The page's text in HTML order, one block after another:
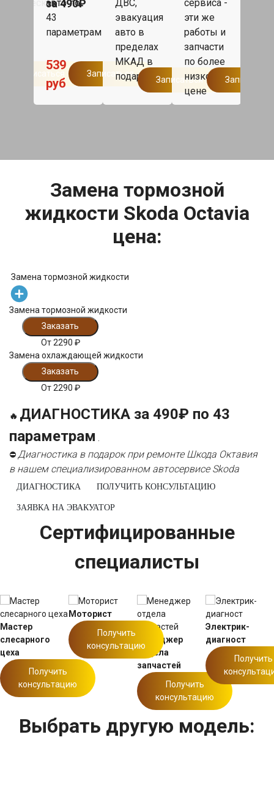
Записаться
за 490₽
авто по
43
параметрам
539
руб
Записаться
ДВС,
эвакуация
авто в
пределах
МКАД в
подарок.
Записаться
сервиса -
эти же
работы и
запчасти
по более
низкой
цене
Записаться
Замена тормозной
жидкости Skoda Octavia
цена:
Замена тормозной жидкости
Замена тормозной жидкости
Заказать
От2290 ₽
Замена охлаждающей жидкости
Заказать
От2290 ₽
🔥 ДИАГНОСТИКА за 490₽ по 43
параметрам
⛔ Диагностика в подарок при ремонте Шкода Октавия
в нашем специализированном автосервисе Skoda
ДИАГНОСТИКА ПОЛУЧИТЬ КОНСУЛЬТАЦИЮ
ЗАЯВКА НА ЭВАКУАТОР
Сертифицированные
специалисты
Мастер
слесарного
цеха
Получить
консультацию
Моторист
Получить
консультацию
Менеджер
отдела
запчастей
Получить
консультацию
Электрик-
диагност
Получить
Выбрать другую модель: